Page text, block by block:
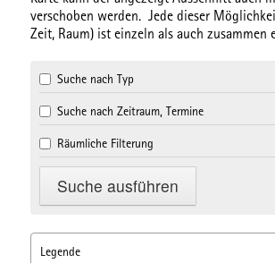
verschoben werden. Jede dieser
Zeit, Raum) ist einzeln als auch zusammen
Suche nach Typ
Suche nach Zeitraum, Termine
Räumliche Filterung
Legende